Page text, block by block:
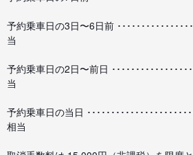
予約乗車日の3日〜6日前 ･･････････････
当
予約乗車日の2日〜前日 ･･･････････････
当
予約乗車日の当日 ････････････････････
相当